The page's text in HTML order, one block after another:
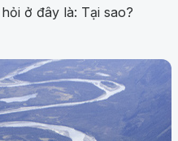
ở đây là: Tại sao?